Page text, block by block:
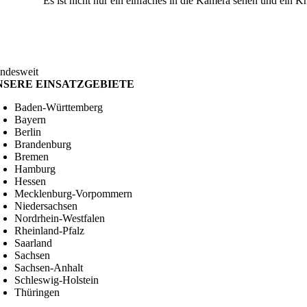
EINSATZGEBIETE
Baden-Württemberg
Bayern
Berlin
Brandenburg
Bremen
Hamburg
Hessen
Mecklenburg-Vorpommern
Niedersachsen
Nordrhein-Westfalen
Rheinland-Pfalz
Saarland
Sachsen
Sachsen-Anhalt
Schleswig-Holstein
Thüringen